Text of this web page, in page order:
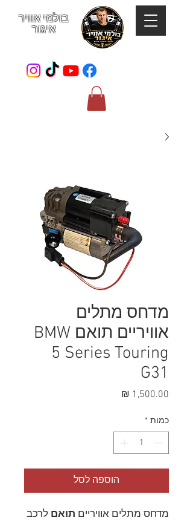
בולמי אוויר
איגור
מדחס מתלים
אוויריים תואם BMW
5 Series Touring
G31
כמות *
הוספה לסל
מדחס מתלים אוויריים תואם לרכב